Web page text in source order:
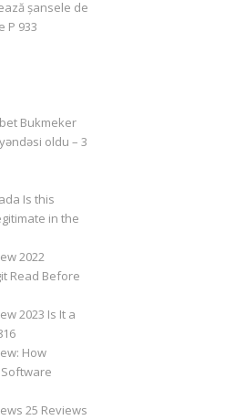
șansele de
P 933
Bukmeker
oldu – 3
Is this
in the
2022
Read Before
2023 Is It a
How
25 Reviews